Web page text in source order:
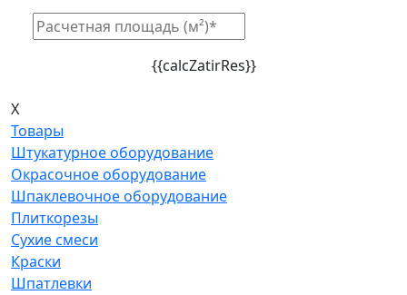
{{calcZatirRes}}
X
Товары
Штукатурное оборудование
Окрасочное оборудование
Шпаклевочное оборудование
Плиткорезы
Сухие смеси
Краски
Шпатлевки